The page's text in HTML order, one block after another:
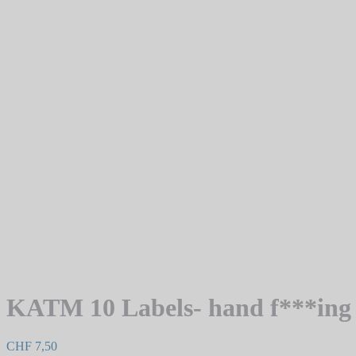
KATM 10 Labels- hand f***ing
CHF 7,50